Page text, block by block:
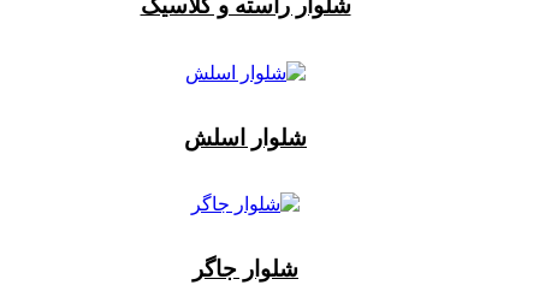
شلوار راسته و کلاسیک
شلوار اسلش
شلوار جاگر